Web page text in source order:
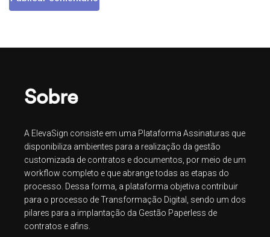
Sobre
A ElevaSign consiste em uma Plataforma Assinaturas que
disponibiliza ambientes para a realização da gestão
customizada de contratos e documentos, por meio de um
workflow completo e que abrange todas as etapas do
processo. Dessa forma, a plataforma objetiva contribuir
para o processo de Transformação Digital, sendo um dos
pilares para a implantação da Gestão Paperless de
contratos e afins.